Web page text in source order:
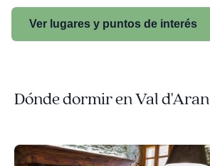
Ver lugares y puntos de interés
Dónde dormir en Val d'Aran